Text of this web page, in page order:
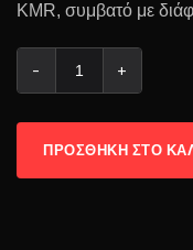
KMR, συμβατό με
ΠΡΟΣΘΉΚΗ ΣΤΟ